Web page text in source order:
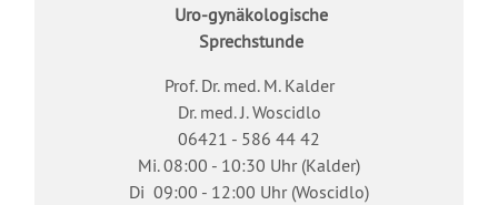
Uro-gynäkologische
Sprechstunde
Prof. Dr. med. M. Kalder
Dr. med. J. Woscidlo
06421 - 586 44 42
Mi. 08:00 - 10:30 Uhr (Kalder)
Di 09:00 - 12:00 Uhr (Woscidlo)